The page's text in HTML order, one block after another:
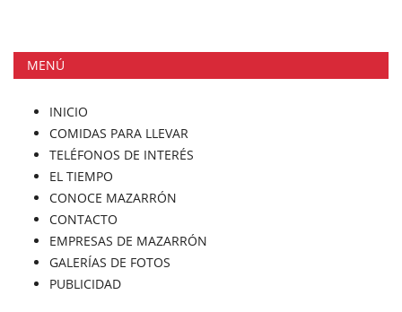
MENÚ
INICIO
COMIDAS PARA LLEVAR
TELÉFONOS DE INTERÉS
EL TIEMPO
CONOCE MAZARRÓN
CONTACTO
EMPRESAS DE MAZARRÓN
GALERÍAS DE FOTOS
PUBLICIDAD